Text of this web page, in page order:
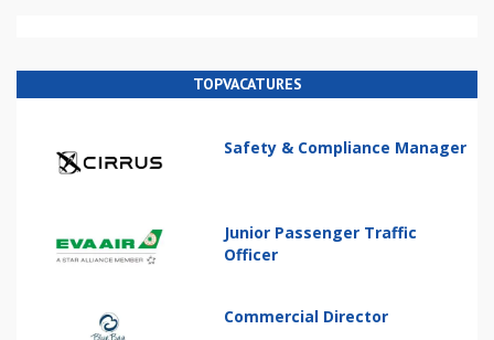
TOPVACATURES
Safety & Compliance Manager
Junior Passenger Traffic
Officer
Commercial Director